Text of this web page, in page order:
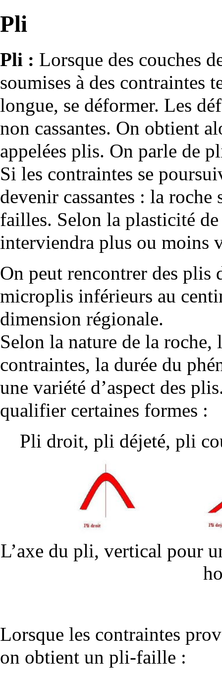
Pli
Pli : Lorsque des couches
soumises à des contraintes
longue, se déformer. Les
non cassantes. On obtient
appelées plis. On parle de
Si les contraintes se
devenir cassantes : la
failles. Selon la plasticité
interviendra plus ou moins
On peut rencontrer des plis
microplis inférieurs au
dimension régionale.
Selon la nature de la roche,
contraintes, la durée du
une variété d’aspect des
qualifier certaines formes :
Pli droit, pli déjeté, pli
L’axe du pli, vertical pour
Lorsque les contraintes
on obtient un pli-faille :